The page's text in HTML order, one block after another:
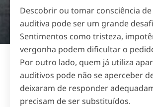
Descobrir ou tomar consciência
auditiva pode ser um grande
Sentimentos como tristeza,
vergonha podem dificultar o
Por outro lado, quem já utiliza
auditivos pode não se aperceber
deixaram de responder
precisam de ser substituídos.